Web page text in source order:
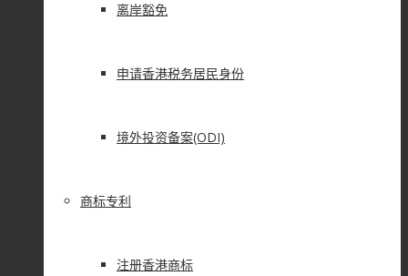
离岸豁免
申请香港税务居民身份
境外投资备案(ODI)
商标专利
注册香港商标